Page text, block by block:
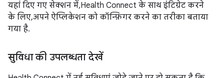
यहां दिए गए सेक्शन में, Health Connect के साथ इंटिग्रेट करने
के लिए, अपने ऐप्लिकेशन को कॉन्फ़िगर करने का तरीका बताया
गया है.
सुविधा की उपलब्धता देखें